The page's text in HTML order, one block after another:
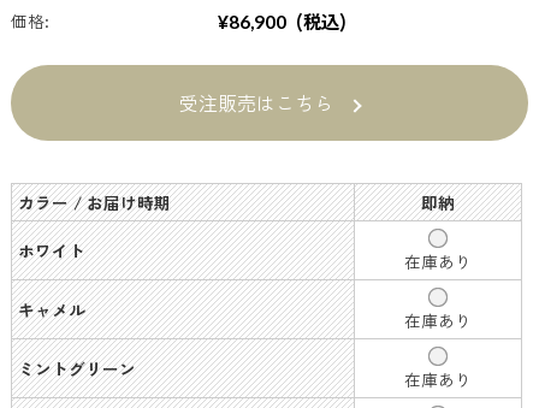
価格: ¥86,900 (税込)
受注販売はこちら
カラー / お届け時期
即納
ホワイト
在庫あり
キャメル
在庫あり
ミントグリーン
在庫あり